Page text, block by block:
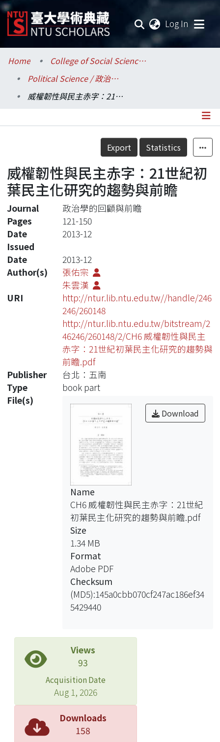
Log In
Communities & Collections
Research Outputs
Statistics
Home
College of Social Sciences / 社會科學院
Political Science / 政治學系
威權韌性與民主赤字：21世紀初葉民主化研究的趨勢與前瞻
Details
Export Statistics
威權韌性與民主赤字：21世紀初
葉民主化研究的趨勢與前瞻
Journal
政治學的回顧與前瞻
Pages
121-150
Date
Issued
2013-12
Date
2013-12
Author(s)
張佑宗
朱雲漢
URI
http://ntur.lib.ntu.edu.tw//handle/246
246/260148
http://ntur.lib.ntu.edu.tw/bitstream/2
46246/260148/2/CH6 威權韌性與民主
赤字：21世紀初葉民主化研究的趨勢與
前瞻.pdf
Publisher
台北：五南
Type
book part
File(s)
Download
Name
CH6 威權韌性與民主赤字：21世紀
初葉民主化研究的趨勢與前瞻.pdf
Size
1.34 MB
Format
Adobe PDF
Checksum
(MD5):145a0cbb070cf247ac186ef34
5429440
Views
93
Acquisition Date
Aug 1, 2026
Downloads
158